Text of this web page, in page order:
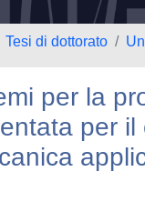
Tesi di dottorato
per la
per